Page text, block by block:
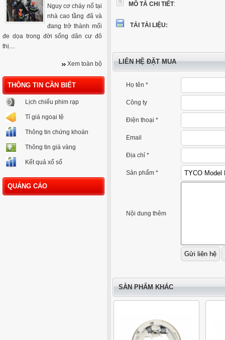
Nguy cơ cháy nổ tại
nhà cao tầng đã và
đang trở thành mối
đe dọa trong đời sống dân cư đô
thị....
Xem toàn bộ
THÔNG TIN CẦN BIẾT
Lịch chiếu phim rạp
Tỉ giá ngoại tệ
Thông tin chứng khoán
Thông tin giá vàng
Kết quả xổ số
QUẢNG CÁO
MÔ TẢ CHI TIẾT:
TẢI TÀI LIỆU:
LIÊN HỆ ĐẶT MUA
Họ tên *
Công ty
Điện thoại *
Email
Địa chỉ *
Sản phẩm *
Nội dung thêm
SẢN PHẨM KHÁC